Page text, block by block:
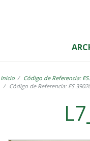
Inicio
Código de Referencia:
Código de Referencia: